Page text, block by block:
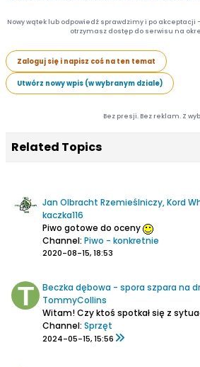
Nowy wątek lub odpowiedź sprawdzimy i po
otrzymasz dostęp do serwisu na
Zaloguj się i napisz coś na ten temat
Utwórz nowy wpis (w wybranym dziale)
Bez presji. Bez reklam. Z
Related Topics
Jan Olbracht Rzemieślniczy, Kord
kaczka116
Piwo gotowe do oceny
Channel: Piwo - konkretnie
2020-08-15, 18:53
Beczka dębowa - spora szpara na
TommyCollins
Witam!Czy ktoś spotkał się z sytuacją, gdzie beczka zawierała dość sporą szparę na dnie jak na załączonych obrazkach? Szpara rozciąga się na całą
Channel: Sprzęt
2024-05-15, 15:56